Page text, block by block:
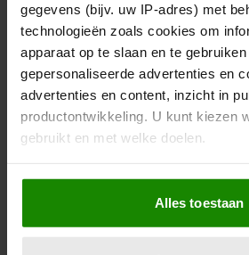
gegevens (bijv. uw IP-adres) met
technologieën zoals cookies om
apparaat op te slaan en te
gepersonaliseerde advertenties en
advertenties en content, inzicht in
productontwikkeling. U kunt kiezen
gebruikt en met welke doelen.
Als u het toestaat, willen we ook
Informatie verzamelen over
locatie, die tot een paar meter
Alles toestaan
11 december 2023